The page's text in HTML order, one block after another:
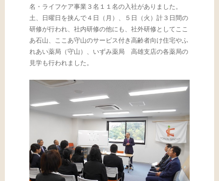
名・ライフケア事業３名１１名の入社がありました。
土、日曜日を挟んで４日（月）、５日（火）計３日間の
研修が行われ、社内研修の他にも、社外研修としてここ
あ石山、ここあ守山のサービス付き高齢者向け住宅やふ
れあい薬局（守山）、いずみ薬局 高雄支店の各薬局の
見学も行われました。